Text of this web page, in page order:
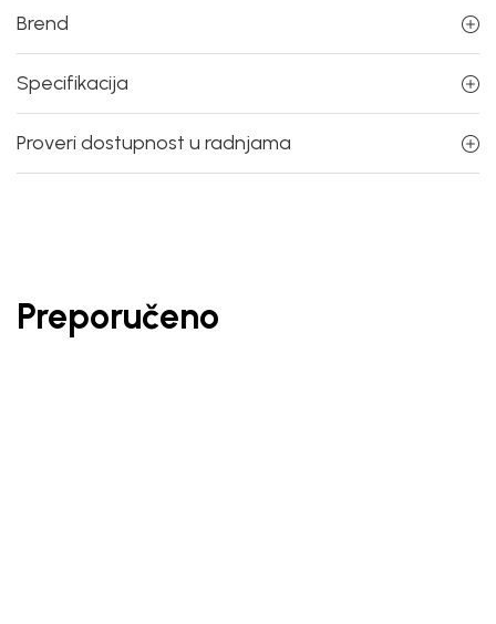
Brend
Specifikacija
Proveri dostupnost u radnjama
Preporučeno